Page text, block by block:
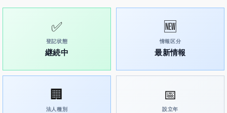
✅
登記状態
継続中
🆕
情報区分
最新情報
🏢
法人種別
📅
設立年